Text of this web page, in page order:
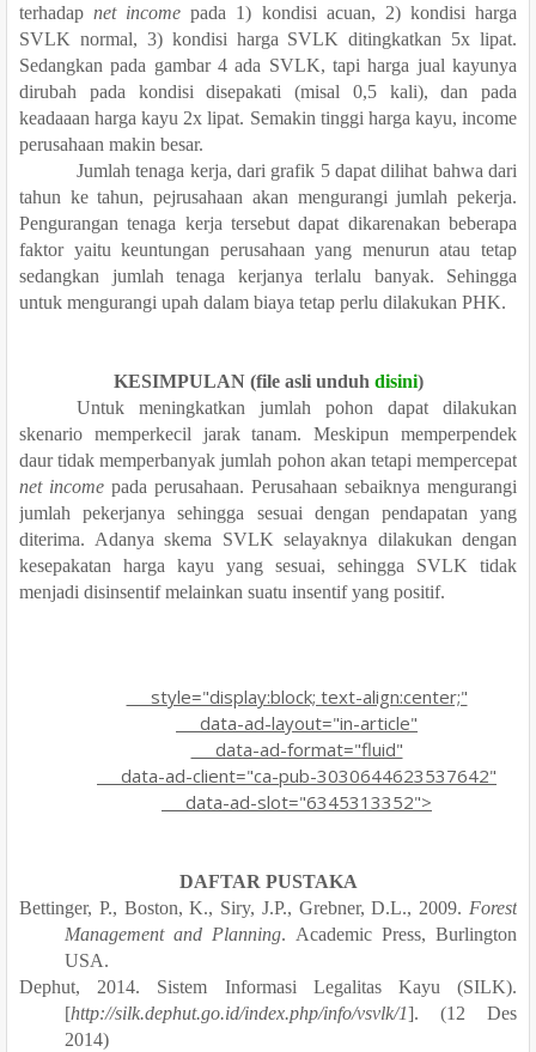
terhadapnet income pada 1) kondisi acuan, 2) kondisi harga
SVLK normal, 3) kondisi harga SVLK ditingkatkan 5x lipat.
Sedangkan pada gambar 4 ada SVLK, tapi harga jual kayunya
dirubah pada kondisi disepakati (misal 0,5 kali), dan pada
keadaaan harga kayu 2x lipat. Semakin tinggi harga kayu, income
perusahaan makin besar.
Jumlah tenaga kerja, dari grafik 5 dapat dilihat bahwa dari
tahun ke tahun, pejrusahaan akan mengurangi jumlah pekerja.
Pengurangan tenaga kerja tersebut dapat dikarenakan beberapa
faktor yaitu keuntungan perusahaan yang menurun atau tetap
sedangkan jumlah tenaga kerjanya terlalu banyak. Sehingga
untuk mengurangi upah dalam biaya tetap perlu dilakukan PHK.
KESIMPULAN (file asli unduh disini)
Untuk meningkatkan jumlah pohon dapat dilakukan
skenario memperkecil jarak tanam. Meskipun memperpendek
daur tidak memperbanyak jumlah pohon akan tetapi mempercepat
net income pada perusahaan. Perusahaan sebaiknya mengurangi
jumlah pekerjanya sehingga sesuai dengan pendapatan yang
diterima. Adanya skema SVLK selayaknya dilakukan dengan
kesepakatan harga kayu yang sesuai, sehingga SVLK tidak
menjadi disinsentif melainkan suatu insentif yang positif.
style="display:block; text-align:center;"
data-ad-layout="in-article"
data-ad-format="fluid"
data-ad-client="ca-pub-3030644623537642"
data-ad-slot="6345313352">
DAFTAR PUSTAKA
Bettinger, P., Boston, K., Siry, J.P., Grebner, D.L., 2009. Forest
Management and Planning. Academic Press, Burlington
USA.
Dephut, 2014. Sistem Informasi Legalitas Kayu (SILK).
[http://silk.dephut.go.id/index.php/info/vsvlk/1]. (12 Des
2014)